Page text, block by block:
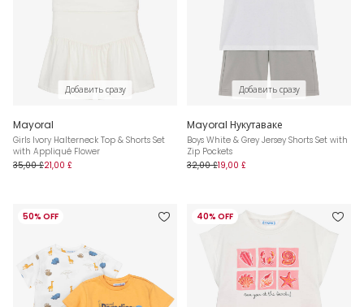
Добавить сразу
Mayoral
Girls Ivory Halterneck Top & Shorts Set
with Appliqué Flower
35,00 £21,00 £
Добавить сразу
Mayoral Нукутаваке
Boys White & Grey Jersey Shorts Set with
Zip Pockets
32,00 £19,00 £
50% OFF 40% OFF